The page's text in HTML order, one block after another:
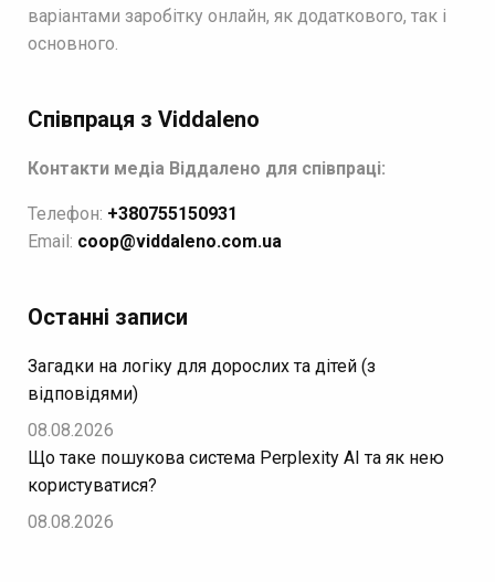
варіантами заробітку онлайн, як додаткового, так і
основного.
Співпраця з Viddaleno
Контакти медіа Віддалено для співпраці:
Телефон: +380755150931
Email: coop@viddaleno.com.ua
Останні записи
Загадки на логіку для дорослих та дітей (з
відповідями)
08.08.2026
Що таке пошукова система Perplexity AI та як нею
користуватися?
08.08.2026